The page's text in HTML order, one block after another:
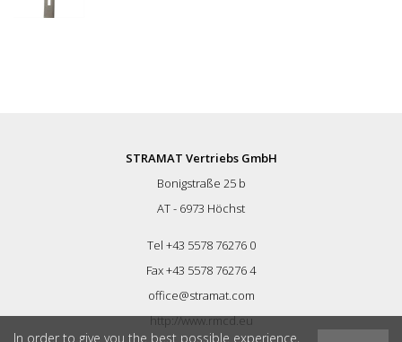
STRAMAT Vertriebs GmbH
Bonigstraße 25 b
AT - 6973 Höchst
Tel +43 5578 76276 0
Fax +43 5578 76276 4
office@stramat.com
http://www.rmcd.eu
In order to give you the best possible experience,